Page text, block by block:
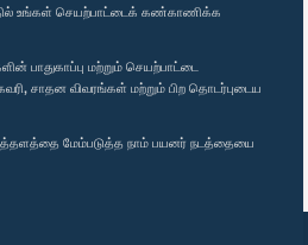
உங்கள் செயற்பாட்டைக் கண்காணிக்க
பாதுகாப்பு மற்றும் செயற்பாட்டை
சாதன விவரங்கள் மற்றும் பிற தொடர்புடைய
மேம்படுத்த நாம் பயனர் நடத்தையை